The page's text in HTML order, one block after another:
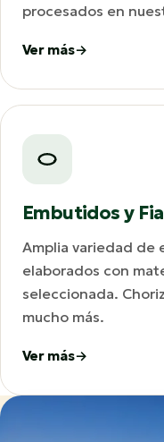
procesados en
Ver más
Embutidos y
Amplia variedad de
elaborados con
seleccionada.
mucho más.
Ver más